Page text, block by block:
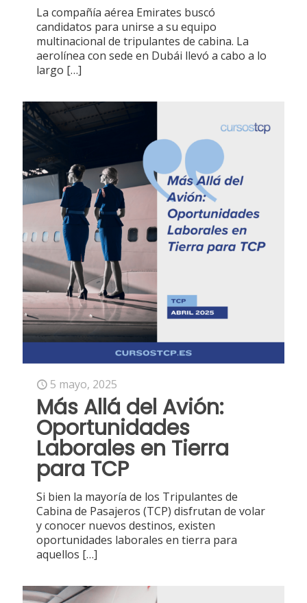
La compañía aérea Emirates buscó
candidatos para unirse a su equipo
multinacional de tripulantes de cabina. La
aerolínea con sede en Dubái llevó a cabo a lo
largo […]
5 mayo, 2025
Más Allá del Avión:
Oportunidades
Laborales en Tierra
para TCP
Si bien la mayoría de los Tripulantes de
Cabina de Pasajeros (TCP) disfrutan de volar
y conocer nuevos destinos, existen
oportunidades laborales en tierra para
aquellos […]